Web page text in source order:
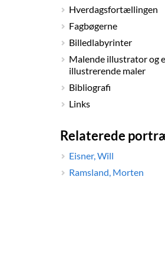
Hverdagsfortællingen
Fagbøgerne
Billedlabyrinter
Malende illustrator og
illustrerende maler
Bibliografi
Links
Relaterede
Eisner, Will
Ramsland, Morten